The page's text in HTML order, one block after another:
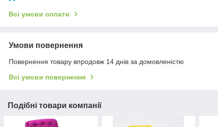
Всі умови оплати
Умови повернення
Повернення товару впродовж 14 днів за домовленістю
Всі умови повернення
Подібні товари компанії